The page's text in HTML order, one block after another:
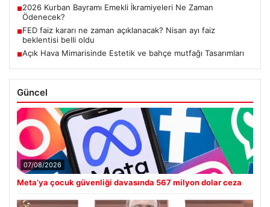
■2026 Kurban Bayramı Emekli İkramiyeleri Ne Zaman
Ödenecek?
■FED faiz kararı ne zaman açıklanacak? Nisan ayı faiz
beklentisi belli oldu
■Açık Hava Mimarisinde Estetik ve bahçe mutfağı Tasarımları
Güncel
07/08/2026
Meta’ya çocuk güvenliği davasında 567 milyon dolar ceza